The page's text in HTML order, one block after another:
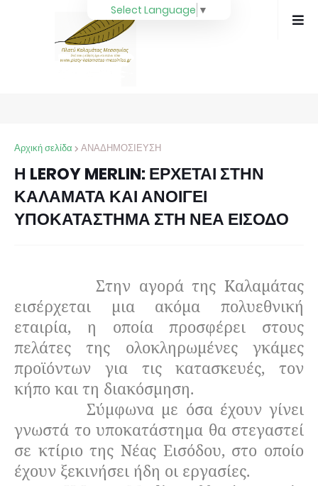
Αρχική σελίδα ΑΝΑΔΗΜΟΣΙΕΥΣΗ
Η LEROY MERLIN: ΕΡΧΕΤΑΙ ΣΤΗΝ
ΚΑΛΑΜΑΤΑ ΚΑΙ ΑΝΟΙΓΕΙ
ΥΠΟΚΑΤΑΣΤΗΜΑ ΣΤΗ ΝΕΑ ΕΙΣΟΔΟ
Στην αγορά της Καλαμάτας
εισέρχεται μια ακόμα πολυεθνική
εταιρία, η οποία προσφέρει στους
πελάτες της ολοκληρωμένες γκάμες
προϊόντων για τις κατασκευές, τον
κήπο και τη διακόσμηση.
Σύμφωνα με όσα έχουν γίνει
γνωστά το υποκατάστημα θα στεγαστεί
σε κτίριο της Νέας Εισόδου, στο οποίο
έχουν ξεκινήσει ήδη οι εργασίες.
Select Language ▼